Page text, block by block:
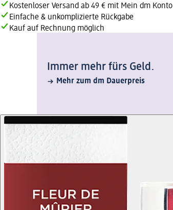
Kostenloser Versand ab 49 € mit Mein dm Konto
Einfache & unkomplizierte Rückgabe
Kauf auf Rechnung möglich
Immer mehr fürs Geld.
Mehr zum dm Dauerpreis